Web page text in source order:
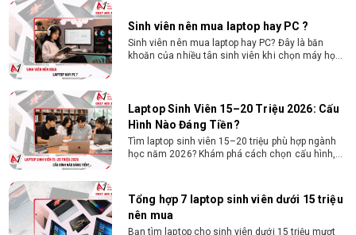
Sinh viên nên mua laptop hay PC ?
Sinh viên nên mua laptop hay PC? Đây là băn
khoăn của nhiều tân sinh viên khi chọn máy học
Laptop Sinh Viên 15–20 Triệu 2026: Cấu
Hình Nào Đáng Tiền?
Tìm laptop sinh viên 15–20 triệu phù hợp ngành
học năm 2026? Khám phá cách chọn cấu hình,
Tổng hợp 7 laptop sinh viên dưới 15 triệu
nên mua
Bạn tìm laptop cho sinh viên dưới 15 triệu mượt